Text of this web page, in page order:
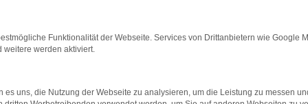
stößt unweigerlich auf den Hyundai i30. Das Modell
den Hyundai i30 ist zudem, dass neben die vielen
Daub erhalten Sie den Hyundai i30 zu einem
mit ein. Wir helfen Ihnen gerne auch bei der
Gebraucht- bzw. Jahreswagen.
Funktionalität der Webseite. Services von Drittanbietern wie Google
weitere werden aktiviert.
es uns, die Nutzung der Webseite zu analysieren, um die Leistung zu messen